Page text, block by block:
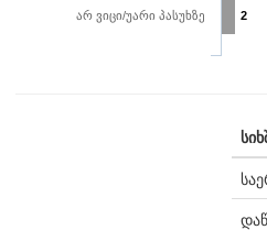
2
არ ვიცი/უარი პასუხზე